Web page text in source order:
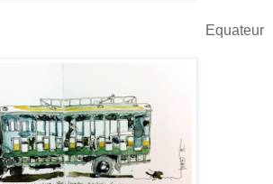
Equateur